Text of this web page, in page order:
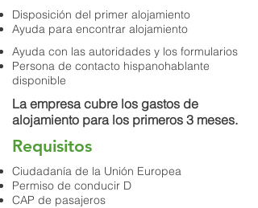
Disposición del primer alojamiento
Ayuda para encontrar alojamiento
Ayuda con las autoridades y los formularios
Persona de contacto hispanohablante
disponible
La empresa cubre los gastos de
alojamiento para los primeros 3 meses.
Requisitos
Ciudadanía de la Unión Europea
Permiso de conducir D
CAP de pasajeros